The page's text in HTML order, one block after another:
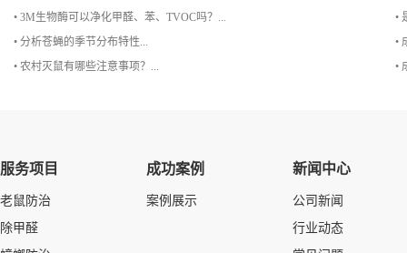
• 3M生物酶可以净化甲醛、苯、TVOC吗？...
•
• 分析苍蝇的季节分布特性...
•
• 农村灭鼠有哪些注意事项？...
•
服务项目
老鼠防治
除甲醛
成功案例
案例展示
新闻中心
公司新闻
行业动态